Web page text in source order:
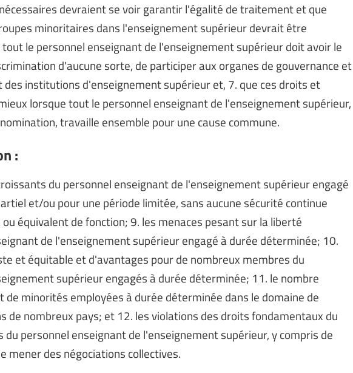
devraient se voir garantir l'égalité de traitement et que
minoritaires dans l'enseignement supérieur devrait être
le personnel enseignant de l'enseignement supérieur doit avoir le
d'aucune sorte, de participer aux organes de gouvernance et
institutions d'enseignement supérieur et, 7. que ces droits et
lorsque tout le personnel enseignant de l'enseignement supérieur,
travaille ensemble pour une cause commune.
:
du personnel enseignant de l'enseignement supérieur engagé
et/ou pour une période limitée, sans aucune sécurité continue
équivalent de fonction; 9. les menaces pesant sur la liberté
de l'enseignement supérieur engagé à durée déterminée; 10.
et équitable et d'avantages pour de nombreux membres du
supérieur engagés à durée déterminée; 11. le nombre
minorités employées à durée déterminée dans le domaine de
de nombreux pays; et 12. les violations des droits fondamentaux du
personnel enseignant de l'enseignement supérieur, y compris de
mener des négociations collectives.